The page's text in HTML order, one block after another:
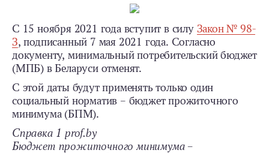
С 15 ноября 2021 года вступит в силу Закон № 98-
З, подписанный 7 мая 2021 года. Согласно
документу, минимальный потребительский бюджет
(МПБ) в Беларуси отменят.
С этой даты будут применять только один
социальный норматив – бюджет прожиточного
минимума (БПМ).
Справка 1 prof.by
Бюджет прожиточного минимума –